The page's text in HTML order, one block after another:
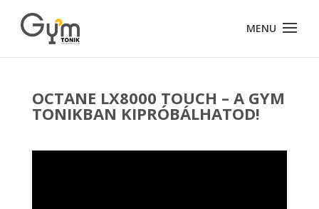
OCTANE LX8000 TOUCH – A GYM
TONIKBAN KIPRÓBÁLHATOD!